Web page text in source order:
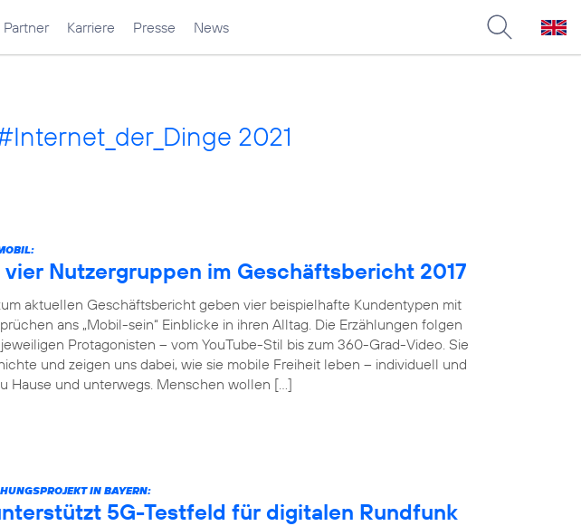
Partner Karriere Presse News
2021
vier Nutzergruppen im Geschäftsbericht 2017
aktuellen Geschäftsbericht geben vier beispielhafte Kundentypen mit
ans „Mobil-sein“ Einblicke in ihren Alltag. Die Erzählungen folgen
Protagonisten – vom YouTube-Stil bis zum 360-Grad-Video. Sie
und zeigen uns dabei, wie sie mobile Freiheit leben – individuell und
Hause und unterwegs. Menschen wollen […]
IN BAYERN:
5G-Testfeld für digitalen Rundfunk